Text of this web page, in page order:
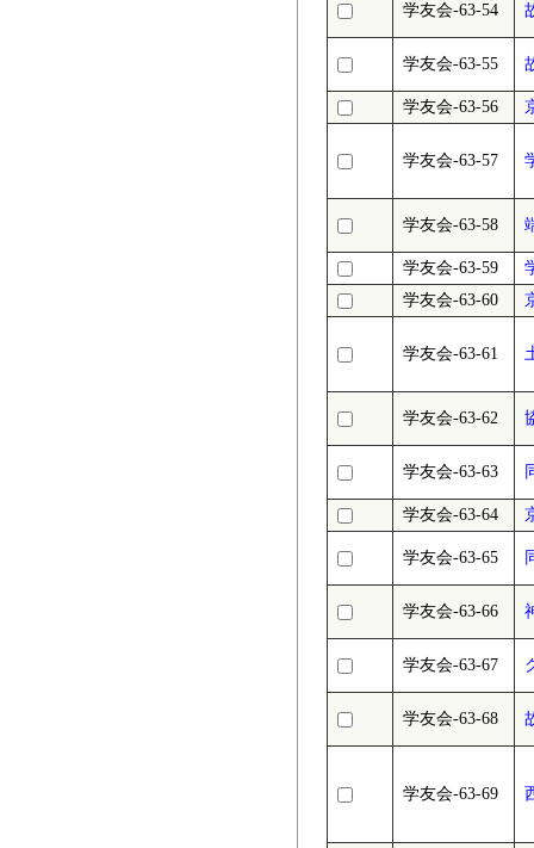
学友会-63-54
学友会-63-55
学友会-63-56
学友会-63-57
学友会-63-58
学友会-63-59
学友会-63-60
学友会-63-61
学友会-63-62
学友会-63-63
学友会-63-64
学友会-63-65
学友会-63-66
学友会-63-67
学友会-63-68
学友会-63-69